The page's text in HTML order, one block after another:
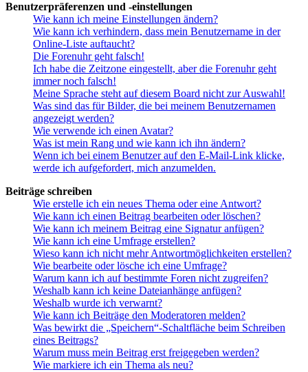
Benutzerpräferenzen und -einstellungen
Wie kann ich meine Einstellungen ändern?
Wie kann ich verhindern, dass mein Benutzername in der
Online-Liste auftaucht?
Die Forenuhr geht falsch!
Ich habe die Zeitzone eingestellt, aber die Forenuhr geht
immer noch falsch!
Meine Sprache steht auf diesem Board nicht zur Auswahl!
Was sind das für Bilder, die bei meinem Benutzernamen
angezeigt werden?
Wie verwende ich einen Avatar?
Was ist mein Rang und wie kann ich ihn ändern?
Wenn ich bei einem Benutzer auf den E-Mail-Link klicke,
werde ich aufgefordert, mich anzumelden.
Beiträge schreiben
Wie erstelle ich ein neues Thema oder eine Antwort?
Wie kann ich einen Beitrag bearbeiten oder löschen?
Wie kann ich meinem Beitrag eine Signatur anfügen?
Wie kann ich eine Umfrage erstellen?
Wieso kann ich nicht mehr Antwortmöglichkeiten erstellen?
Wie bearbeite oder lösche ich eine Umfrage?
Warum kann ich auf bestimmte Foren nicht zugreifen?
Weshalb kann ich keine Dateianhänge anfügen?
Weshalb wurde ich verwarnt?
Wie kann ich Beiträge den Moderatoren melden?
Was bewirkt die „Speichern“-Schaltfläche beim Schreiben
eines Beitrags?
Warum muss mein Beitrag erst freigegeben werden?
Wie markiere ich ein Thema als neu?